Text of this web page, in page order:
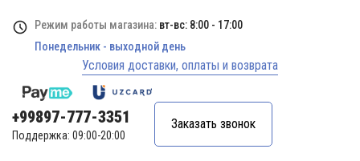
Режим работы магазина: вт-вс: 8:00 - 17:00
Понедельник - выходной день
Условия доставки, оплаты и возврата
+99897-777-3351
Поддержка: 09:00-20:00
Заказать звонок